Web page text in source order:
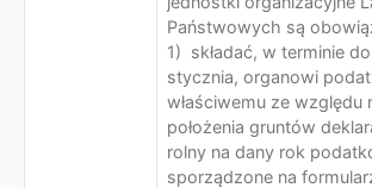
Państwowych są
1) składać, w terminie
stycznia, organowi
właściwemu ze względu
położenia gruntów
rolny na dany rok
sporządzone na